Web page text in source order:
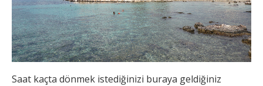
Saat kaçta dönmek istediğinizi buraya geldiğiniz